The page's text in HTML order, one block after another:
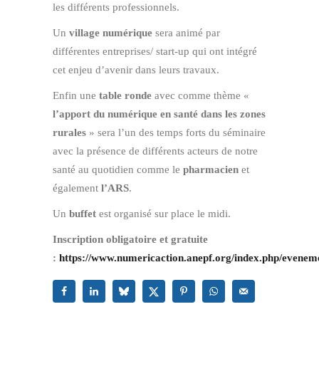
les différents professionnels.
Un village numérique sera animé par
différentes entreprises/ start-up qui ont intégré
cet enjeu d’avenir dans leurs travaux.
Enfin une table ronde avec comme thème «
l’apport du numérique en santé dans les zones
rurales » sera l’un des temps forts du séminaire
avec la présence de différents acteurs de notre
santé au quotidien comme le pharmacien et
également l’ARS.
Un buffet est organisé sur place le midi.
Inscription obligatoire et gratuite
: https://www.numericaction.anepf.org/index.php/